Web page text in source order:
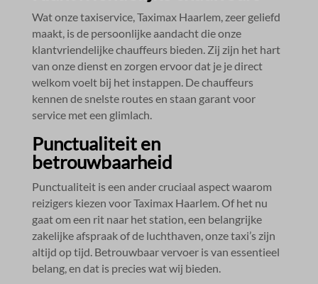
Wat onze taxiservice, Taximax Haarlem, zeer geliefd
maakt, is de persoonlijke aandacht die onze
klantvriendelijke chauffeurs bieden.​ Zij zijn het hart
van onze dienst en zorgen ervoor dat je je direct
welkom voelt bij het instappen.​ De chauffeurs
kennen de snelste routes en staan garant voor
service met een glimlach.​
Punctualiteit en
betrouwbaarheid
Punctualiteit is een ander cruciaal aspect waarom
reizigers kiezen voor Taximax Haarlem.​ Of het nu
gaat om een rit naar het station, een belangrijke
zakelijke afspraak of de luchthaven, onze taxi’s zijn
altijd op tijd.​ Betrouwbaar vervoer is van essentieel
belang, en dat is precies wat wij bieden.​